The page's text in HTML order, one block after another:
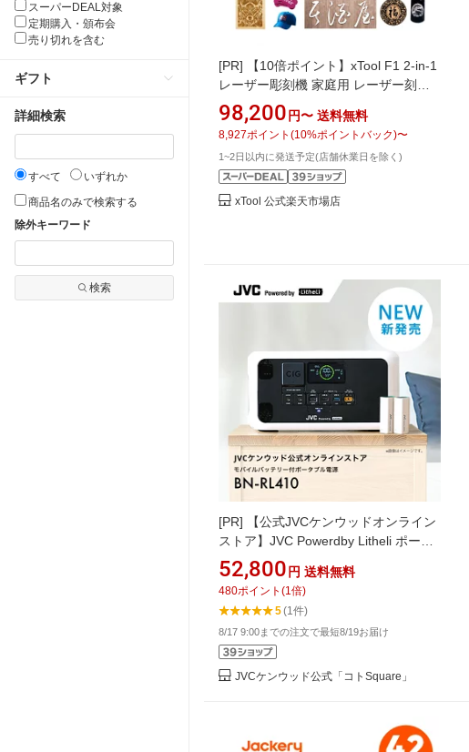
スーパーDEAL対象
定期購入・頒布会
売り切れを含む
ギフト
詳細検索
すべて
いずれか
商品名のみで検索する
除外キーワード
検索
[PR]
【10倍ポイント】xTool F1 2-in-1
レーザー彫刻機 家庭用 レーザー刻印
機 4000mm/秒高速度 0.00199mm高精
度 デュアルレーザー加工機 ジュエリ
ー 金属 木材 皮革など対応 小型 簡単操
作
98,200 円〜 送料無料
8,927ポイント (10%ポイントバック)〜
1~2日以内に発送予定(店舗休業日を除く)
xTool 公式楽天市場店
[PR]
【公式JVCケンウッドオンライン
ストア】JVC Powerdby Litheli ポータ
ブル電源 BN-RL410 385Wh | モバイル
バッテリー2本付 長寿命 常時接続 DC
USB 非常用バッテリー 蓄電 非常用電
源 ソーラーパネル 対応 ACコンセント
リン酸鉄 節電 高安全性 50/60Hz対応
防災 防災対策
52,800 円 送料無料
480ポイント (1倍)
5(1件)
8/17 9:00までの注文で最短8/19お届け
JVCケンウッド公式「コトSquare」